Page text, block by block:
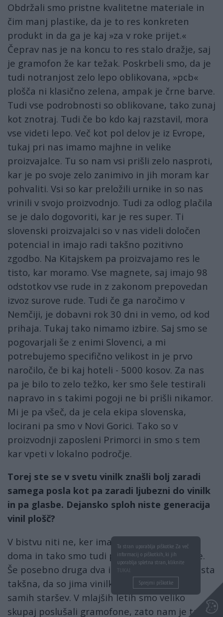
Obdržali smo pristne kvalitetne materiale in
čim manj plastike, da je to res konkreten
produkt in da ga je kaj »za v roke prijet.«
Čeprav nas je na koncu to res stalo dražje, saj
je gramofon že kar težak. Poskrbeli smo, da je
tudi notranjost zelo lepo oblikovana, »pcb«
plošča ni klasično zelena, ampak je črne barve.
Tudi vse podrobnosti so oblikovane, tako zunaj
kot znotraj. Tudi če bo kdo kaj razstavil, mora
vse videti lepo. Več kot pol delov je iz Evrope,
tukaj pri nas imamo majhne in velike
proizvajalce. Tu so nam vsi prišli zelo nasproti,
kar je po svoje zelo zanimivo in jih moram kar
pohvaliti. Vsi so kar preložili urnike in so nas
vrinili v svojo proizvodnjo. Tudi za odlog plačila
se je dalo dogovoriti, kar je res super. Ti
slovenski proizvajalci so v nas videli določen
potencial in imajo radi takšno pozitivno
zgodbo. Na Kitajskem pa proizvajamo res le
tisto, kar moramo. Vse magnete, saj imajo 98
odstotkov vse rude in z zakonom prepovedan
izvoz surove rude. Tudi če ga naročimo v
Nemčiji, je dobavni rok 30 dni in vemo, od kod
prihaja. Tukaj tako nimamo izbire. Saj smo se
pogovarjali še z enimi Slovenci, a mi
potrebujemo specifično velikost in je prvo
naročilo, če bi kaj hoteli - 5000 kosov. Za nas
pa je bilo to zelo težko, ker smo šele testirali
napravo in s takimi pogoji ne bi prišli nikamor.
Mi je pa všeč, da je cela ekipa slovenska,
locirani pa smo v Novi Gorici. Tako so v
proizvodnji zaposleni Primorci in smo s tem
kar vpeti v lokalno področje.
Torej ste se v svetu vinilk znašli bolj zaradi
samega posla kot pa zaradi ljubezni do vinilk
in pa glasbe. Dejansko sploh niste generacija
vinil plošč?
V bistvu niti ne, ker imamo gramofone tudi
doma in tako smo tudi prišli nekako do ideje.
Še posebno druga dva iz oblikovalske ekipe sta
takšna, da so jima vinilke zelo blizu, tudi od
samih staršev. V mlajših letih smo veliko
skupaj poslušali gramofone, zato nam je ta
Ta stran uporablja piškotke. Za več
informacij o piškotkih, ki jih
uporablja spletna stran, kliknite
TUKAJ
Sprejmi piškotke